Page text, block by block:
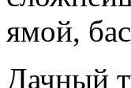
ямой,
Дачный